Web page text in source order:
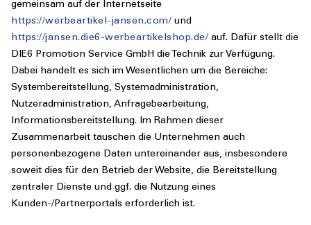
gemeinsam auf der Internetseite
https://werbeartikel-jansen.com/ und
https://jansen.die6-werbeartikelshop.de/ auf. Dafür stellt die
DIE6 Promotion Service GmbH die Technik zur Verfügung.
Dabei handelt es sich im Wesentlichen um die Bereiche:
Systembereitstellung, Systemadministration,
Nutzeradministration, Anfragebearbeitung,
Informationsbereitstellung. Im Rahmen dieser
Zusammenarbeit tauschen die Unternehmen auch
personenbezogene Daten untereinander aus, insbesondere
soweit dies für den Betrieb der Website, die Bereitstellung
zentraler Dienste und ggf. die Nutzung eines
Kunden-/Partnerportals erforderlich ist.